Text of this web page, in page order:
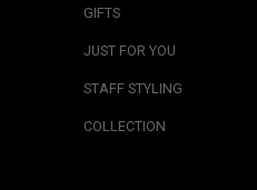
GIFTS
JUST FOR YOU
STAFF STYLING
COLLECTION